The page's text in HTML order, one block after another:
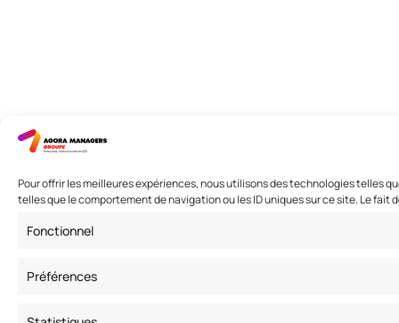
Pour offrir les meilleures expériences, nous utilisons des technologies telles
telles que le comportement de navigation ou les ID uniques sur ce site. Le
Fonctionnel
Préférences